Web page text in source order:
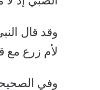
وقد قال
لأم زرع مع
وفي